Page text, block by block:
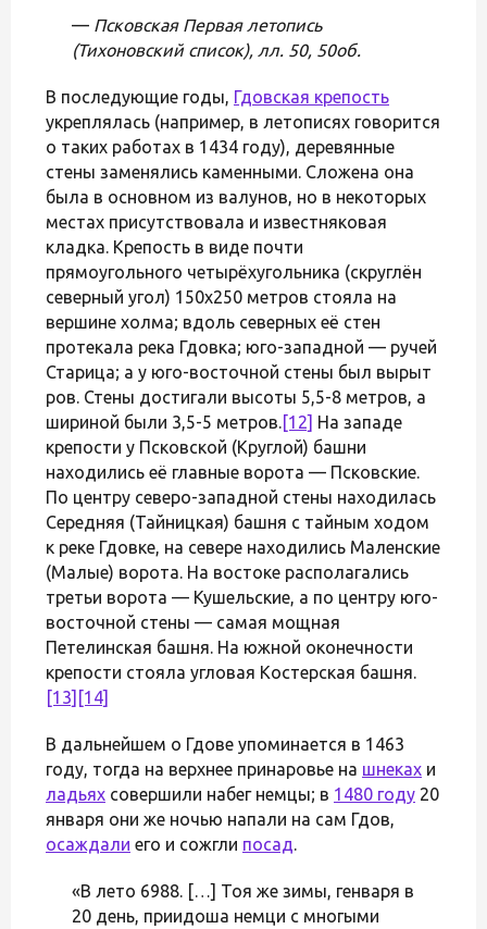
— Псковская Первая летопись
(Тихоновский список), лл. 50, 50об.
В последующие годы, Гдовская крепость
укреплялась (например, в летописях говорится
о таких работах в 1434 году), деревянные
стены заменялись каменными. Сложена она
была в основном из валунов, но в некоторых
местах присутствовала и известняковая
кладка. Крепость в виде почти
прямоугольного четырёхугольника (скруглён
северный угол) 150х250 метров стояла на
вершине холма; вдоль северных её стен
протекала река Гдовка; юго-западной — ручей
Старица; а у юго-восточной стены был вырыт
ров. Стены достигали высоты 5,5-8 метров, а
шириной были 3,5-5 метров.[12] На западе
крепости у Псковской (Круглой) башни
находились её главные ворота — Псковские.
По центру северо-западной стены находилась
Середняя (Тайницкая) башня с тайным ходом
к реке Гдовке, на севере находились Маленские
(Малые) ворота. На востоке располагались
третьи ворота — Кушельские, а по центру юго-
восточной стены — самая мощная
Петелинская башня. На южной оконечности
крепости стояла угловая Костерская башня.
[13] [14]
В дальнейшем о Гдове упоминается в 1463
году, тогда на верхнее принаровье на шнеках и
ладьях совершили набег немцы; в 1480 году 20
января они же ночью напали на сам Гдов,
осаждали его и сожгли посад.
«В лето 6988. […] Тоя же зимы, генваря в
20 день, приидоша немци с многыми